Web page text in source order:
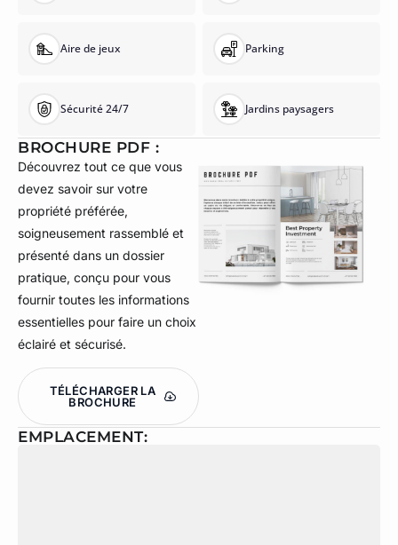
Aire de jeux Parking
Sécurité 24/7 Jardins paysagers
BROCHURE PDF :
Découvrez tout ce que vous
devez savoir sur votre
propriété préférée,
soigneusement rassemblé et
présenté dans un dossier
pratique, conçu pour vous
fournir toutes les informations
essentielles pour faire un choix
éclairé et sécurisé.
TÉLÉCHARGER LA
BROCHURE
EMPLACEMENT: